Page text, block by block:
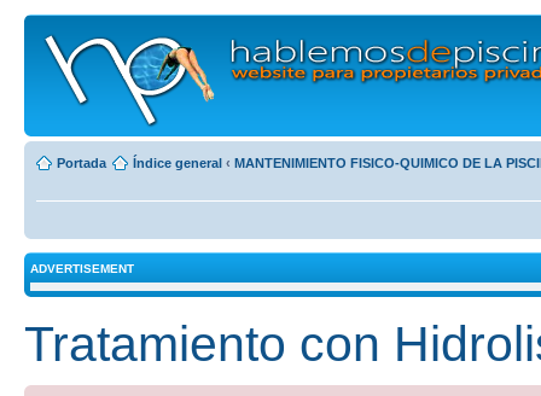
Portada Índice general ‹ MANTENIMIENTO FISICO-QUIMICO DE LA
ADVERTISEMENT
Tratamiento con